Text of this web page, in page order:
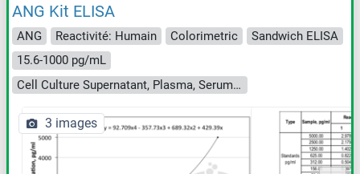
ANG Kit ELISA
ANG Reactivité: Humain Colorimetric
Sandwich ELISA
15.6-1000 pg/mL
Cell Culture Supernatant, Plasma, Serum, Tissue Homogenate, Urine
3 images